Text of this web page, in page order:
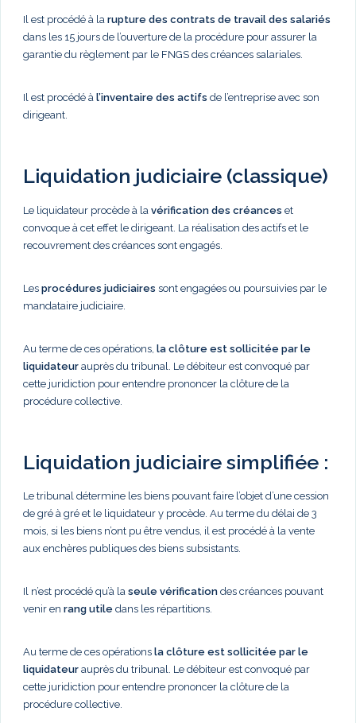
Il est procédé à la rupture des contrats de travail des salariés
dans les 15 jours de l’ouverture de la procédure pour assurer la
garantie du règlement par le FNGS des créances salariales.
Il est procédé à l’inventaire des actifs de l’entreprise avec son
dirigeant.
Liquidation judiciaire (classique)
Le liquidateur procède à la vérification des créances et
convoque à cet effet le dirigeant. La réalisation des actifs et le
recouvrement des créances sont engagés.
Les procédures judiciaires sont engagées ou poursuivies par le
mandataire judiciaire.
Au terme de ces opérations, la clôture est sollicitée par le
liquidateur auprès du tribunal. Le débiteur est convoqué par
cette juridiction pour entendre prononcer la clôture de la
procédure collective.
Liquidation judiciaire simplifiée :
Le tribunal détermine les biens pouvant faire l’objet d’une cession
de gré à gré et le liquidateur y procède. Au terme du délai de 3
mois, si les biens n’ont pu être vendus, il est procédé à la vente
aux enchères publiques des biens subsistants.
Il n’est procédé qu’à la seule vérification des créances pouvant
venir en rang utile dans les répartitions.
Au terme de ces opérations la clôture est sollicitée par le
liquidateur auprès du tribunal. Le débiteur est convoqué par
cette juridiction pour entendre prononcer la clôture de la
procédure collective.